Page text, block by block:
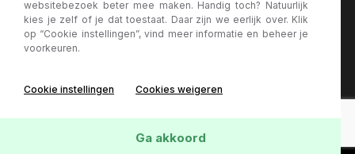
Terrasstoelen
Wachtkamer bank
websitebezoek beter mee maken. Handig toch? Natuurlijk
kies je zelf of je dat toestaat. Daar zijn we eerlijk over. Klik
op “Cookie instellingen”, vind meer informatie en beheer je
voorkeuren.
Cookie instellingen Cookies weigeren
Ga akkoord